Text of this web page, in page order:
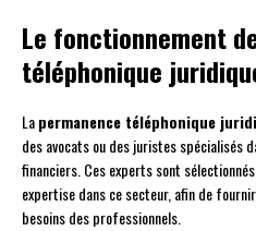
Le fonctionnement
téléphonique
Lapermanence téléphonique
des avocats ou des juristes spécialisés
financiers. Ces experts sont
expertise dans ce secteur, afin de
besoins des professionnels.